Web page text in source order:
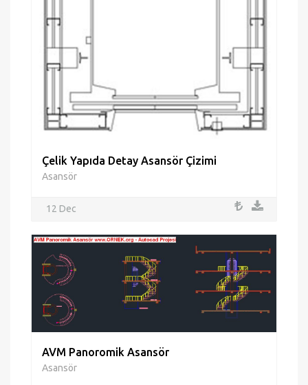
Çelik Yapıda Detay Asansör Çizimi
Asansör
12 Dec
AVM Panoromik Asansör
Asansör